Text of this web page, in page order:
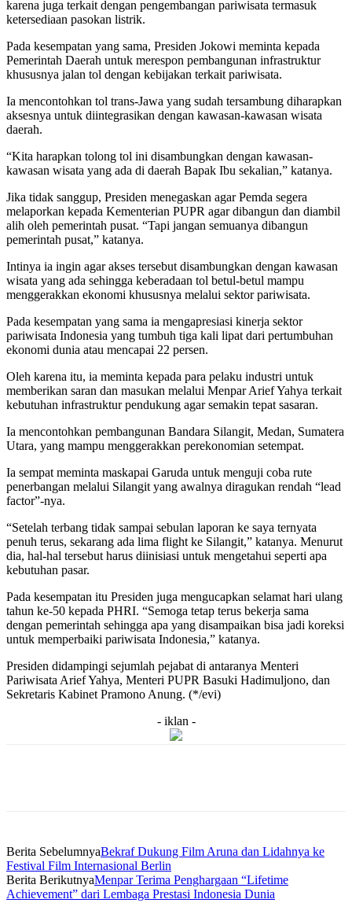
karena juga terkait dengan pengembangan pariwisata termasuk
ketersediaan pasokan listrik.
Pada kesempatan yang sama, Presiden Jokowi meminta kepada
Pemerintah Daerah untuk merespon pembangunan infrastruktur
khususnya jalan tol dengan kebijakan terkait pariwisata.
Ia mencontohkan tol trans-Jawa yang sudah tersambung diharapkan
aksesnya untuk diintegrasikan dengan kawasan-kawasan wisata
daerah.
“Kita harapkan tolong tol ini disambungkan dengan kawasan-
kawasan wisata yang ada di daerah Bapak Ibu sekalian,” katanya.
Jika tidak sanggup, Presiden menegaskan agar Pemda segera
melaporkan kepada Kementerian PUPR agar dibangun dan diambil
alih oleh pemerintah pusat. “Tapi jangan semuanya dibangun
pemerintah pusat,” katanya.
Intinya ia ingin agar akses tersebut disambungkan dengan kawasan
wisata yang ada sehingga keberadaan tol betul-betul mampu
menggerakkan ekonomi khususnya melalui sektor pariwisata.
Pada kesempatan yang sama ia mengapresiasi kinerja sektor
pariwisata Indonesia yang tumbuh tiga kali lipat dari pertumbuhan
ekonomi dunia atau mencapai 22 persen.
Oleh karena itu, ia meminta kepada para pelaku industri untuk
memberikan saran dan masukan melalui Menpar Arief Yahya terkait
kebutuhan infrastruktur pendukung agar semakin tepat sasaran.
Ia mencontohkan pembangunan Bandara Silangit, Medan, Sumatera
Utara, yang mampu menggerakkan perekonomian setempat.
Ia sempat meminta maskapai Garuda untuk menguji coba rute
penerbangan melalui Silangit yang awalnya diragukan rendah “lead
factor”-nya.
“Setelah terbang tidak sampai sebulan laporan ke saya ternyata
penuh terus, sekarang ada lima flight ke Silangit,” katanya. Menurut
dia, hal-hal tersebut harus diinisiasi untuk mengetahui seperti apa
kebutuhan pasar.
Pada kesempatan itu Presiden juga mengucapkan selamat hari ulang
tahun ke-50 kepada PHRI. “Semoga tetap terus bekerja sama
dengan pemerintah sehingga apa yang disampaikan bisa jadi koreksi
untuk memperbaiki pariwisata Indonesia,” katanya.
Presiden didampingi sejumlah pejabat di antaranya Menteri
Pariwisata Arief Yahya, Menteri PUPR Basuki Hadimuljono, dan
Sekretaris Kabinet Pramono Anung. (*/evi)
- iklan -
Berita SebelumnyaBekraf Dukung Film Aruna dan Lidahnya ke
Festival Film Internasional Berlin
Berita BerikutnyaMenpar Terima Penghargaan “Lifetime
Achievement” dari Lembaga Prestasi Indonesia Dunia